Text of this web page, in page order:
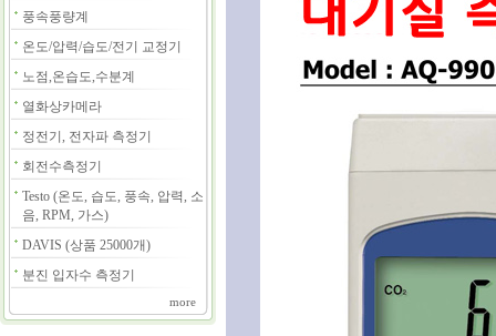
풍속풍량계
온도/압력/습도/전기 교정기
노점,온습도,수분계
열화상카메라
정전기, 전자파 측정기
회전수측정기
Testo (온도, 습도, 풍속, 압력, 소
음, RPM, 가스)
DAVIS (상품 25000개)
분진 입자수 측정기
more